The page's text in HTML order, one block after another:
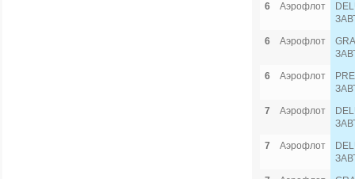
6
Аэрофлот
6
Аэрофлот
6
Аэрофлот
7
Аэрофлот
7
Аэрофлот